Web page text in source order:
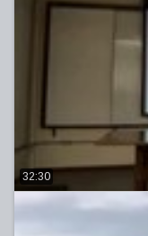
32:30